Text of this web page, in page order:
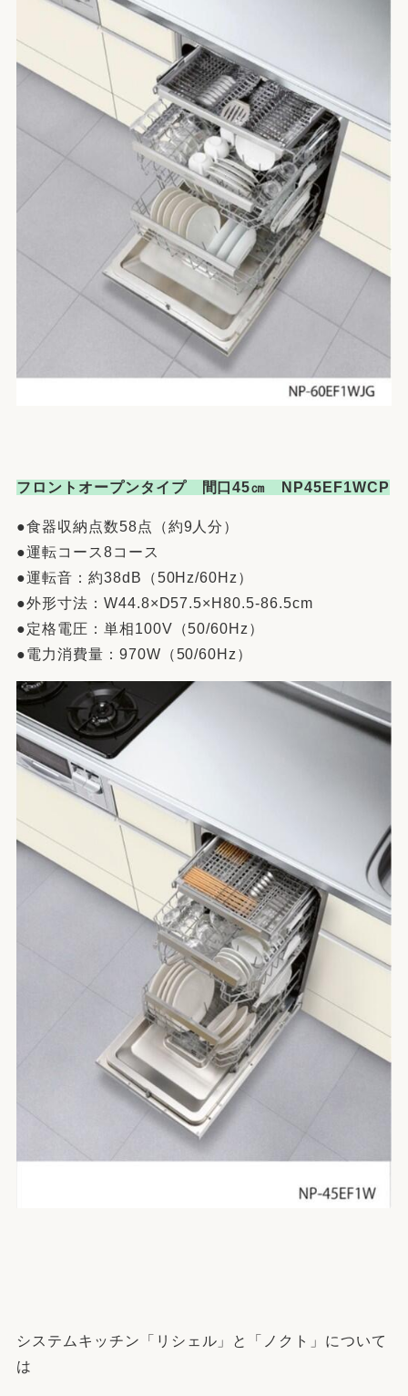
フロントオープンタイプ 間口45㎝ NP45EF1WCP
●食器収納点数58点（約9人分）
●運転コース8コース
●運転音：約38dB（50Hz/60Hz）
●外形寸法：W44.8×D57.5×H80.5-86.5cm
●定格電圧：単相100V（50/60Hz）
●電力消費量：970W（50/60Hz）
システムキッチン「リシェル」と「ノクト」について
は